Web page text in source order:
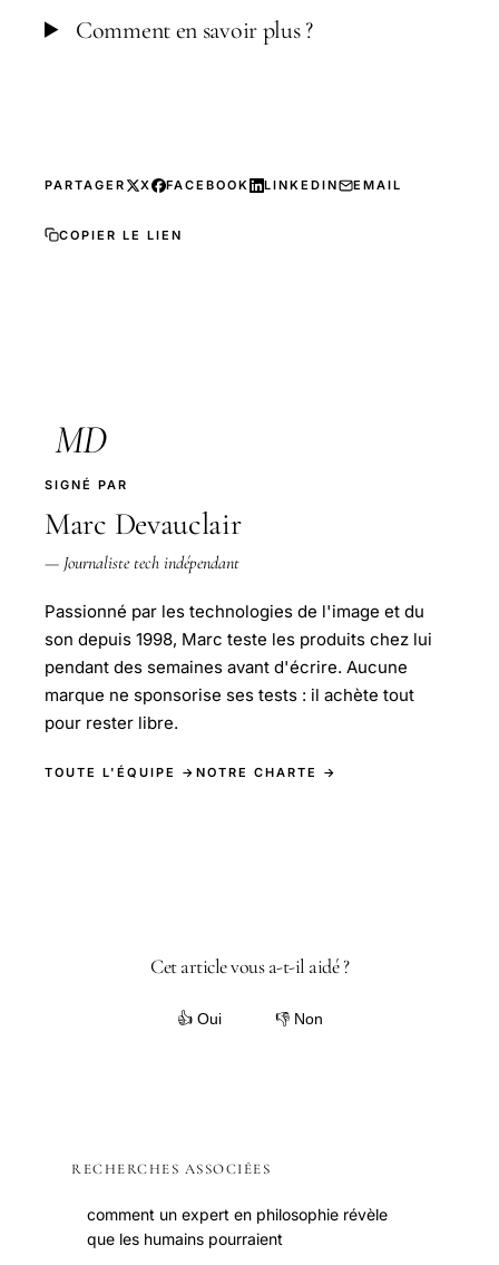
Comment en savoir plus ?
PARTAGER X FACEBOOK LINKEDIN EMAIL
COPIER LE LIEN
MD
SIGNÉ PAR
Marc Devauclair
— Journaliste tech indépendant
Passionné par les technologies de l'image et du
son depuis 1998, Marc teste les produits chez lui
pendant des semaines avant d'écrire. Aucune
marque ne sponsorise ses tests : il achète tout
pour rester libre.
TOUTE L'ÉQUIPE → NOTRE CHARTE →
Cet article vous a-t-il aidé ?
👍 Oui 👎 Non
RECHERCHES ASSOCIÉES
comment un expert en philosophie révèle
que les humains pourraient